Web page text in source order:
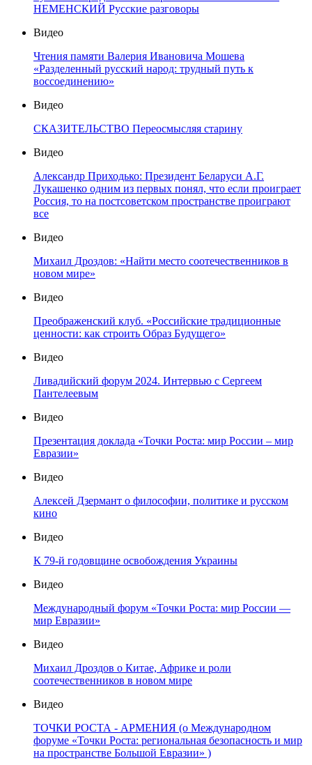
НЕМЕНСКИЙ Русские разговоры
Видео
Чтения памяти Валерия Ивановича Мошева
«Разделенный русский народ: трудный путь к
воссоединению»
Видео
СКАЗИТЕЛЬСТВО Переосмысляя старину
Видео
Александр Приходько: Президент Беларуси А.Г.
Лукашенко одним из первых понял, что если проиграет
Россия, то на постсоветском пространстве проиграют
все
Видео
Михаил Дроздов: «Найти место соотечественников в
новом мире»
Видео
Преображенский клуб. «Российские традиционные
ценности: как строить Образ Будущего»
Видео
Ливадийский форум 2024. Интервью с Сергеем
Пантелеевым
Видео
Презентация доклада «Точки Роста: мир России – мир
Евразии»
Видео
Алексей Дзермант о философии, политике и русском
кино
Видео
К 79-й годовщине освобождения Украины
Видео
Международный форум «Точки Роста: мир России —
мир Евразии»
Видео
Михаил Дроздов о Китае, Африке и роли
соотечественников в новом мире
Видео
ТОЧКИ РОСТА - АРМЕНИЯ (о Международном
форуме «Точки Роста: региональная безопасность и мир
на пространстве Большой Евразии» )